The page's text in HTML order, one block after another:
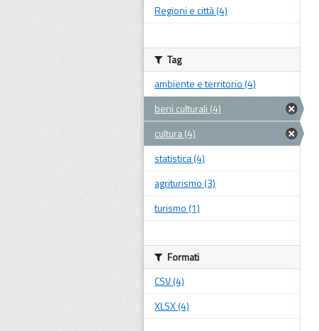
Regioni e città (4)
Tag
ambiente e territorio (4)
beni culturali (4)
cultura (4)
statistica (4)
agriturismo (3)
turismo (1)
Formati
CSV (4)
XLSX (4)